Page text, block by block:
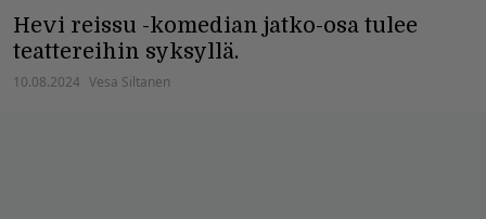
Hevi reissu -komedian jatko-osa tulee
teattereihin syksyllä.
10.08.2024 Vesa Siltanen